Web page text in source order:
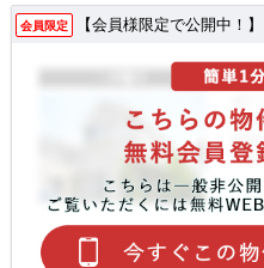
会員限定 【会員様限定で公開中！】